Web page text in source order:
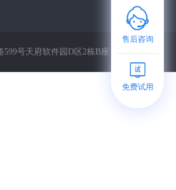
号天府软件园D区2栋B座
售后咨询
免费试用